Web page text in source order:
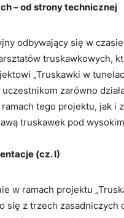
– od strony technicznej
odbywający się w czasie
truskawkowych,
„Truskawki w
zarówno
tego projektu, jak i
truskawek pod
(cz. I)
w ramach projektu
się z trzech zasadniczych